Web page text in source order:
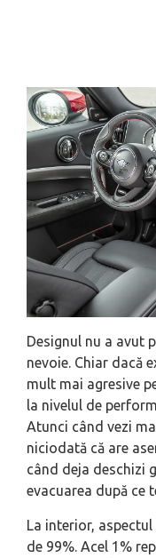
Designul nu a avut
nevoie. Chiar dacă
mult mai agresive
la nivelul de
Atunci când vezi
niciodată că are
când deja deschizi
evacuarea după ce
La interior,
de 99%. Acel 1%